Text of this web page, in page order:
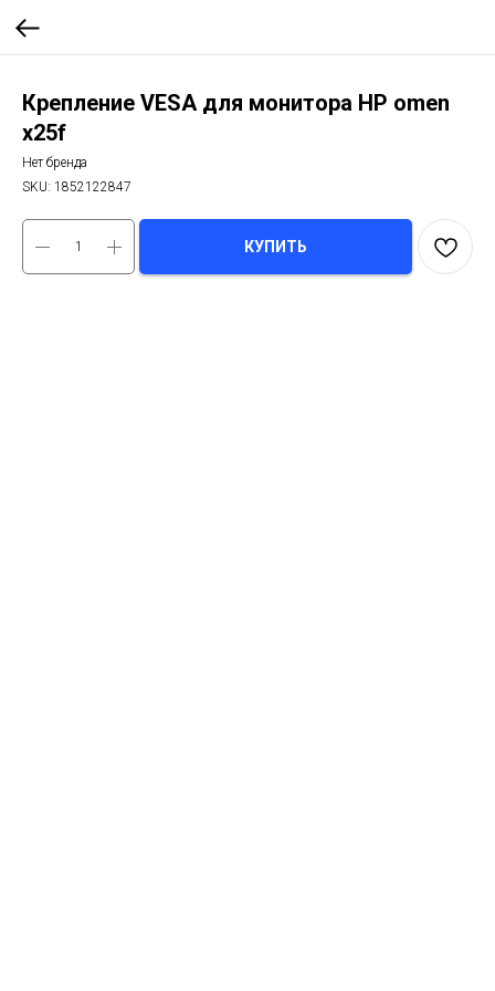
Крепление VESA для монитора HP omen
x25f
Нет бренда
SKU: 1852122847
КУПИТЬ